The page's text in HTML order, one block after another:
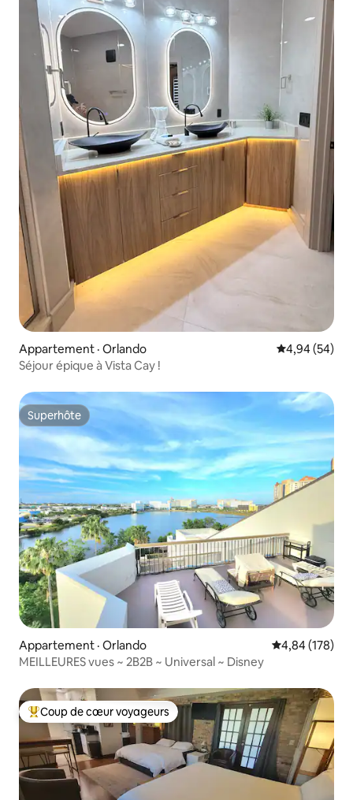
Appartement · Orlando Note
4,94 (54)
Séjour épique à Vista Cay !
Superhôte
Superhôte
Appartement · Orlando Note
4,84 (178)
MEILLEURES vues ~ 2B2B ~ Universal ~ Disney
Coup de cœur voyageurs parmi les plus aimés
Coup de cœur voyageurs